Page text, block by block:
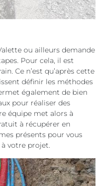
ou ailleurs demande
Pour cela, il est
Ce n’est qu’après cette
définir les méthodes
également de bien
pour réaliser des
équipe met alors à
à récupérer en
présents pour vous
votre projet.